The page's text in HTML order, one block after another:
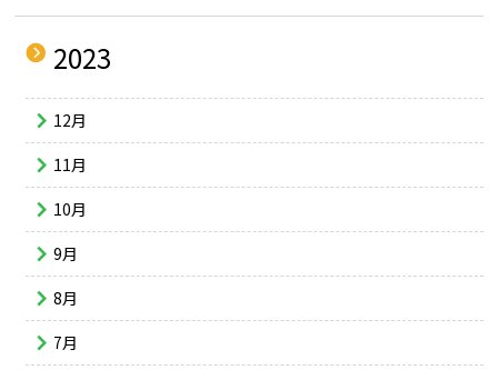
2023
12月
11月
10月
9月
8月
7月